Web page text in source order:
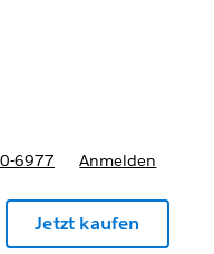
und Preise
6977 Anmelden
Jetzt kaufen